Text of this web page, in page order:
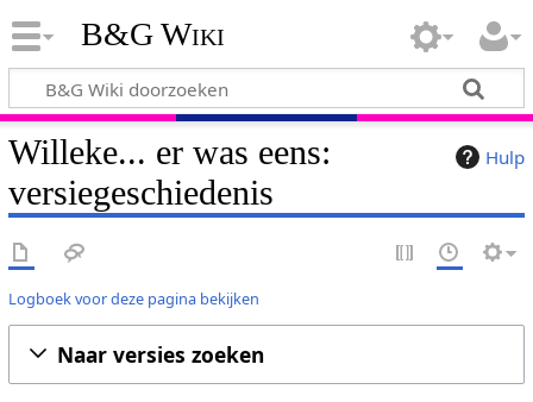
B&G Wiki
Hulp
Willeke... er was eens:
versiegeschiedenis
Logboek voor deze pagina bekijken
Naar versies zoeken